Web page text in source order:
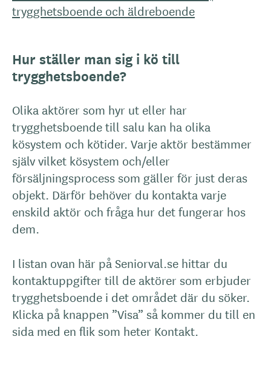
trygghetsboende och äldreboende
Hur ställer man sig i kö till
trygghetsboende?
Olika aktörer som hyr ut eller har
trygghetsboende till salu kan ha olika
kösystem och kötider. Varje aktör bestämmer
själv vilket kösystem och/eller
försäljningsprocess som gäller för just deras
objekt. Därför behöver du kontakta varje
enskild aktör och fråga hur det fungerar hos
dem.
I listan ovan här på Seniorval.se hittar du
kontaktuppgifter till de aktörer som erbjuder
trygghetsboende i det området där du söker.
Klicka på knappen ”Visa” så kommer du till en
sida med en flik som heter Kontakt.